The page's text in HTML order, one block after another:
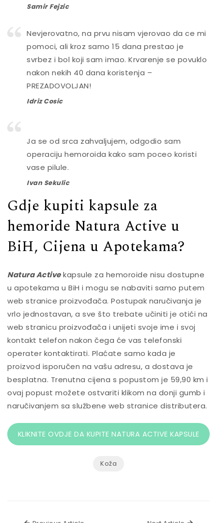
Samir Fejzic
Nevjerovatno, na prvu nisam vjerovao da ce mi
pomoci, ali kroz samo 15 dana prestao je
svrbez i bol koji sam imao. Krvarenje se povuklo
nakon nekih 40 dana koristenja –
PREZADOVOLJAN!
Idriz Cosic
Ja se od srca zahvaljujem, odgodio sam
operaciju hemoroida kako sam poceo koristi
vase pilule.
Ivan Sekulic
Gdje kupiti kapsule za
hemoride Natura Active u
BiH, Cijena u Apotekama?
Natura Activekapsule za hemoroide nisu dostupne
u apotekama u BiH i mogu se nabaviti samo putem
web stranice proizvođača. Postupak naručivanja je
vrlo jednostavan, a sve što trebate učiniti je otići na
web stranicu proizvođača i unijeti svoje ime i svoj
kontakt telefon nakon čega će vas telefonski
operater kontaktirati. Plaćate samo kada je
proizvod isporučen na vašu adresu, a dostava je
besplatna. Trenutna cijena s popustom je 59,90 km i
ovaj popust možete ostvariti klikom na donji gumb i
naručivanjem sa službene web stranice distributera.
KLIKNITE OVDJE DA KUPITE NATURA ACTIVE KAPSULE
Koža